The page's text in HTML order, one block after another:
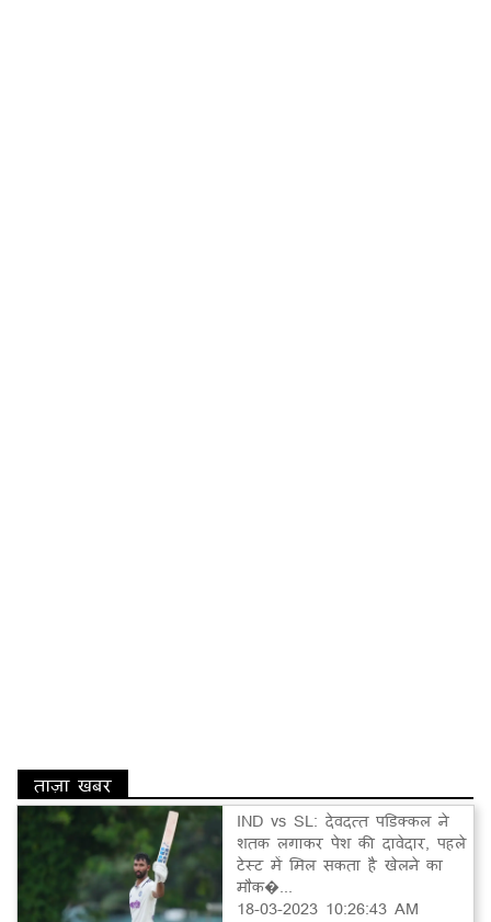
ताज़ा खबर
IND vs SL: देवदत्त पडिक्कल ने
शतक लगाकर पेश की दावेदार, पहले
टेस्ट में मिल सकता है खेलने का
मौक�...
18-03-2023 10:26:43 AM